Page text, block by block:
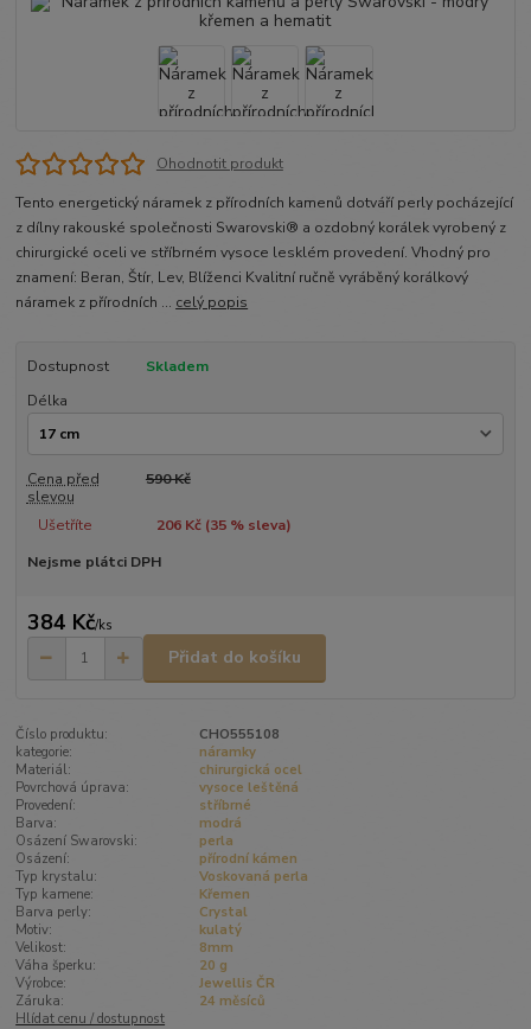
Ohodnotit produkt
Tento energetický náramek z přírodních kamenů dotváří perly pocházející
z dílny rakouské společnosti Swarovski® a ozdobný korálek vyrobený z
chirurgické oceli ve stříbrném vysoce lesklém provedení. Vhodný pro
znamení: Beran, Štír, Lev, Blíženci Kvalitní ručně vyráběný korálkový
náramek z přírodních ... celý popis
Dostupnost
Skladem
Délka
Cena před
slevou
590 Kč
Ušetříte 206 Kč (35% sleva)
Nejsme plátci DPH
384 Kč/ks
Přidat do košíku
Číslo produktu:
CHO555108
kategorie:
náramky
Materiál:
chirurgická ocel
Povrchová úprava:
vysoce leštěná
Provedení:
stříbrné
Barva:
modrá
Osázení Swarovski:
perla
Osázení:
přírodní kámen
Typ krystalu:
Voskovaná perla
Typ kamene:
Křemen
Barva perly:
Crystal
Motiv:
kulatý
Velikost:
8mm
Váha šperku:
20 g
Výrobce:
Jewellis ČR
Záruka:
24 měsíců
Hlídat cenu / dostupnost